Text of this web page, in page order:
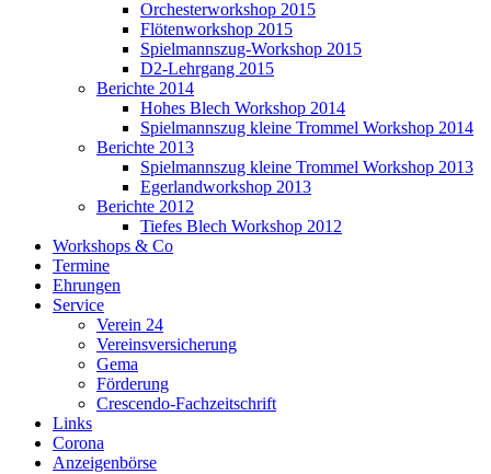
Orchesterworkshop 2015
Flötenworkshop 2015
Spielmannszug-Workshop 2015
D2-Lehrgang 2015
Berichte 2014
Hohes Blech Workshop 2014
Spielmannszug kleine Trommel Workshop 2014
Berichte 2013
Spielmannszug kleine Trommel Workshop 2013
Egerlandworkshop 2013
Berichte 2012
Tiefes Blech Workshop 2012
Workshops & Co
Termine
Ehrungen
Service
Verein 24
Vereinsversicherung
Gema
Förderung
Crescendo-Fachzeitschrift
Links
Corona
Anzeigenbörse